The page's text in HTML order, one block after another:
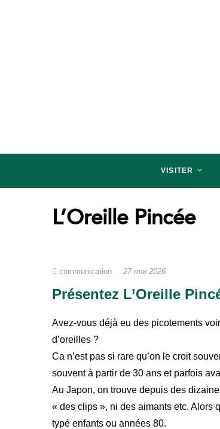
salon
VISITER
L’Oreille Pincée
communication 27 mai 2026
Présentez L’Oreille
Avez-vous déjà eu des picotements
d’oreilles ?
Ca n’est pas si rare qu’on le croit
souvent à partir de 30 ans et parfois
Au Japon, on trouve depuis des
« des clips », ni des aimants etc. Alors
typé enfants ou années 80.